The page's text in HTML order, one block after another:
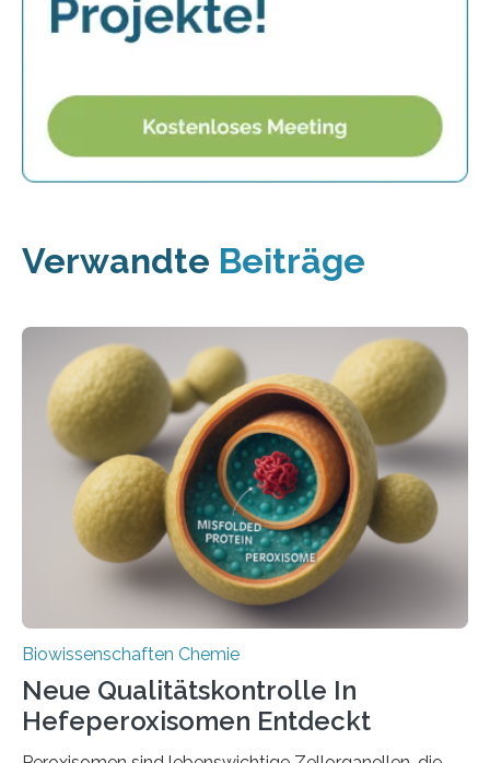
Verwandte Beiträge
Biowissenschaften Chemie
Neue Qualitätskontrolle In
Hefeperoxisomen Entdeckt